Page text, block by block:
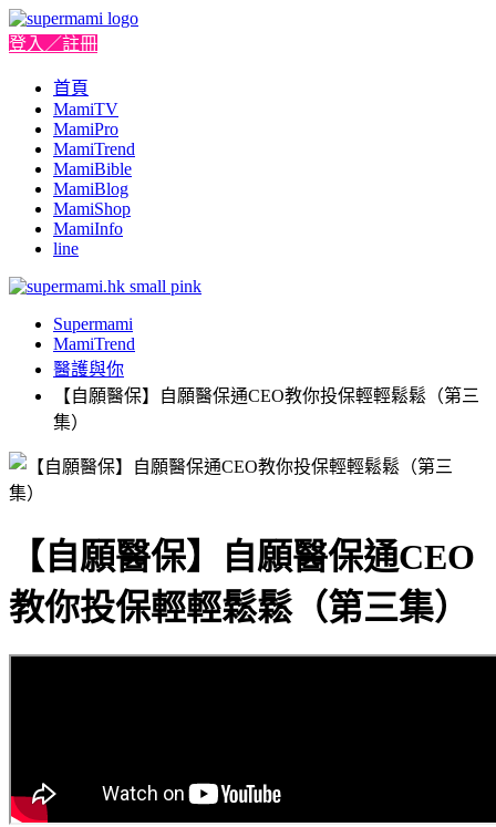
登入／註冊
首頁
MamiTV
MamiPro
MamiTrend
MamiBible
MamiBlog
MamiShop
MamiInfo
line
Supermami
MamiTrend
醫護與你
【自願醫保】自願醫保通CEO教你投保輕輕鬆鬆（第三
集）
【自願醫保】自願醫保通CEO
教你投保輕輕鬆鬆（第三集）